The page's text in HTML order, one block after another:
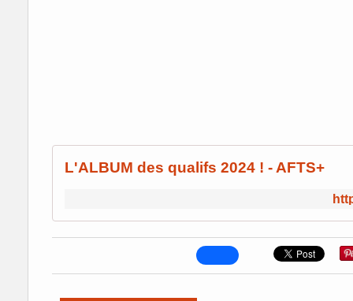
L'ALBUM des qualifs 2024 ! - AFTS+